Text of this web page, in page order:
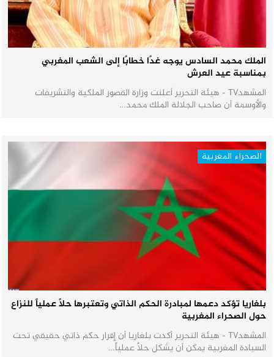
الملك محمد السادس يوجه غدًا خطابًا إلى الشعب المغربي
بمناسبة عيد العرش
المشهدTV - هيئة التحرير أعلنت وزارة القصور الملكية والتشريفات
والأوسمة أن صاحب الجلالة الملك محمد…
الصحراء المغربية
بلغاريا تؤكد دعمها لمبادرة الحكم الذاتي وتعتبرها حلاً عملياً للنزاع
حول الصحراء المغربية
المشهدTV - هيئة التحرير أكدت بلغاريا أن إقرار حكم ذاتي حقيقي تحت
السيادة المغربية يمكن أن يشكل حلاً عملياً…